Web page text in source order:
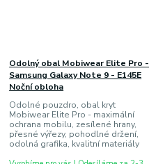
Odolný obal Mobiwear Elite Pro -
Samsung Galaxy Note 9 - E145E
Noční obloha
Odolné pouzdro, obal kryt
Mobiwear Elite Pro - maximální
ochrana mobilu, zesílené hrany,
přesné výřezy, pohodlné držení,
odolná grafika, kvalitní materiály